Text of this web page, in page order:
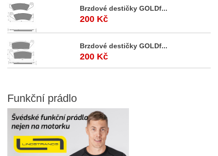
Brzdové destičky GOLDf...
200 Kč
Brzdové destičky GOLDf...
200 Kč
Funkční prádlo